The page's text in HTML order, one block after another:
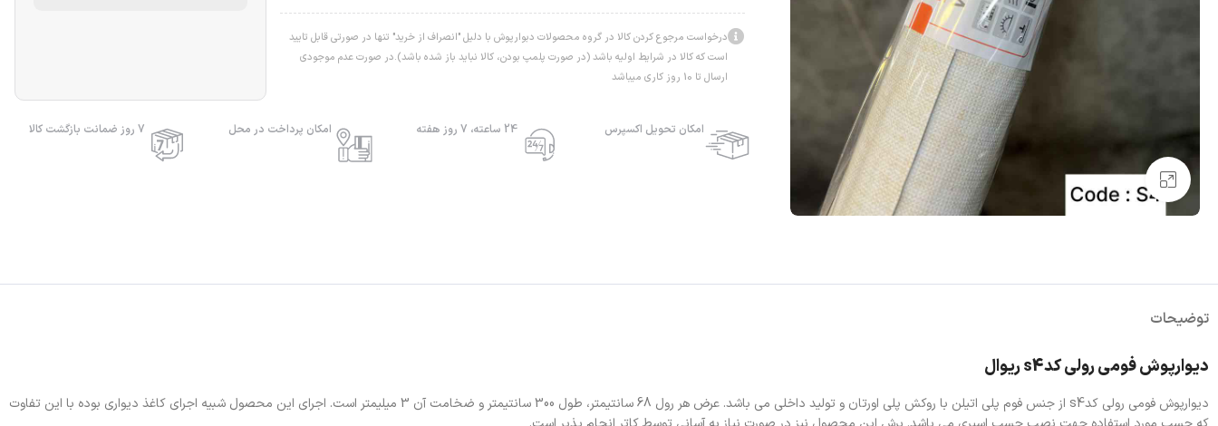
بزرگنمایی تصویر
درخواست مرجوع کردن کالا در گروه محصولات دبوارپوش با دلیل "انصراف از خرید" تنها در صورتی قابل تایید
است که کالا در شرایط اولیه باشد (در صورت پلمپ بودن، کالا نباید باز شده باشد).در صورت عدم موجودی
ارسال تا 10 روز کاری میباشد
امکان تحویل اکسپرس 24 ساعته، 7 روز هفته امکان پرداخت در محل 7 روز ضمانت بازگشت کالا
توضیحات
دیوارپوش فومی رولی کدs4 ریوال
دیوارپوش فومی رولی کدs4 از جنس فوم پلی اتیلن با روکش پلی اورتان و تولید داخلی می باشد. عرض هر رول 68 سانتیمتر، طول 300 سانتیمتر و ضخامت آن 3 میلیمتر است. اجرای این محصول شبیه اجرای کاغذ دیواری بوده با این تفاوت